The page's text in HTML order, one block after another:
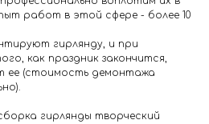
работ в этой сфере - более 10
гирлянду, и при
как праздник закончится,
ее (стоимость демонтажа
гирлянды творческий